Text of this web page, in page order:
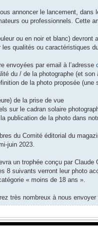
annoncer le lancement,
ou professionnels. Cette
ou en noir et blanc)
qualités ou caractéristiques
envoyées par email à l’adresse
du / de la photographe (et
de la photo proposée (une
de la prise de vue
sur le cadran solaire
publication de la photo dans
du Comité éditorial du
juin 2023.
un trophée conçu par
8 suivants verront leur photo
« moins de 18 ans ».
très nombreux à nous